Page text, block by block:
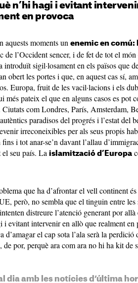
n’hi hagi i evitant
en provoca
aquests moments un enemic en comú:
de l’Occident sencer, i de fet de tot el món
introduït sigil·losament en els països que
obert les portes i que, en aquest cas sí,
Europa, fruit de les vacil·lacions i els
més pateix el que en alguns casos es pot
Ciutats com Londres, París, Amsterdam,
paradisos del progrés i l’estat del
irreconeixibles per als seus propis
i tot anar-se’n davant l’allau
seu país. La islamització d’Europa
que ha d’afrontar el vell continent
però, no sembla que el tinguin entre les
distreure l’atenció generant por
i evitant intervenir en allò que realment en
d’amagar el cap sota l’ala serà la perdició
de por, perquè ara com ara no hi ha kit de
dia amb les notícies d’última